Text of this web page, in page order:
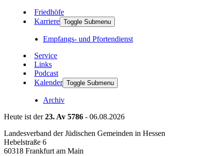
Friedhöfe
Karriere Toggle Submenu
Empfangs- und Pfortendienst
Service
Links
Podcast
Kalender Toggle Submenu
Archiv
Heute ist der23. Av 5786 - 06.08.2026
Landesverband der Jüdischen Gemeinden in Hessen
Hebelstraße 6
60318 Frankfurt am Main